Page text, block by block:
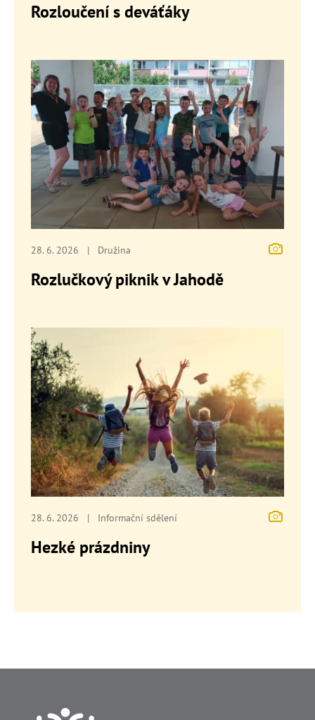
Rozloučení s deváťáky
28. 6. 2026 | Družina
Rozlučkový piknik v Jahodě
28. 6. 2026 | Informační sdělení
Hezké prázdniny